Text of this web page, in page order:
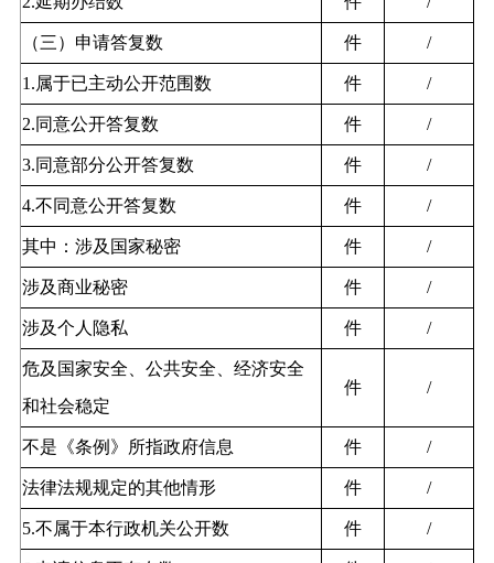
（三）申请答复数 件 /
1.属于已主动公开范围数 件 /
2.同意公开答复数 件 /
3.同意部分公开答复数 件 /
4.不同意公开答复数 件 /
其中：涉及国家秘密 件 /
涉及商业秘密 件 /
涉及个人隐私 件 /
危及国家安全、公共安全、经济安全
和社会稳定
件 /
不是《条例》所指政府信息 件 /
法律法规规定的其他情形 件 /
5.不属于本行政机关公开数 件 /